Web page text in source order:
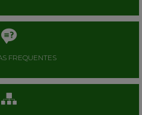
FREQUENTES